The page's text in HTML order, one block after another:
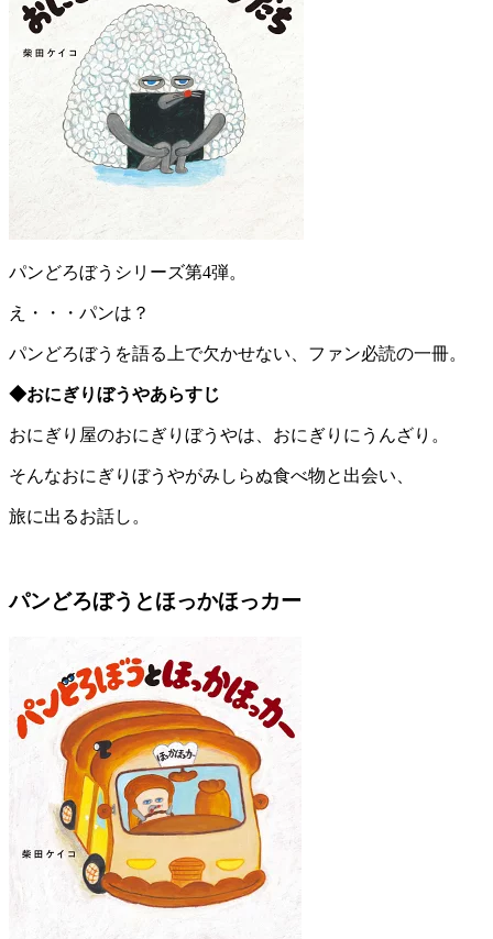
パンどろぼうシリーズ第4弾。
え・・・パンは？
パンどろぼうを語る上で欠かせない、ファン必読の一冊。
◆おにぎりぼうやあらすじ
おにぎり屋のおにぎりぼうやは、おにぎりにうんざり。
そんなおにぎりぼうやがみしらぬ食べ物と出会い、
旅に出るお話し。
パンどろぼうとほっかほっカー